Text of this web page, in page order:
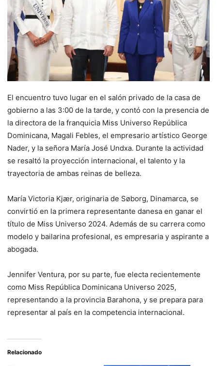
El encuentro tuvo lugar en el salón privado de la casa de
gobierno a las 3:00 de la tarde, y contó con la presencia de
la directora de la franquicia Miss Universo República
Dominicana, Magali Febles, el empresario artístico George
Nader, y la señora María José Undxa. Durante la actividad
se resaltó la proyección internacional, el talento y la
trayectoria de ambas reinas de belleza.
María Victoria Kjær, originaria de Søborg, Dinamarca, se
convirtió en la primera representante danesa en ganar el
título de Miss Universo 2024. Además de su carrera como
modelo y bailarina profesional, es empresaria y aspirante a
abogada.
Jennifer Ventura, por su parte, fue electa recientemente
como Miss República Dominicana Universo 2025,
representando a la provincia Barahona, y se prepara para
representar al país en la competencia internacional.
Relacionado